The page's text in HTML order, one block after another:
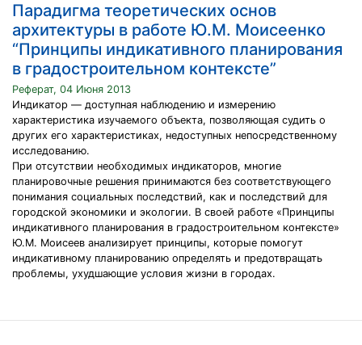
Парадигма теоретических основ
архитектуры в работе Ю.М. Моисеенко
“Принципы индикативного планирования
в градостроительном контексте”
Реферат, 04 Июня 2013
Индикатор — доступная наблюдению и измерению
характеристика изучаемого объекта, позволяющая судить о
других его характеристиках, недоступных непосредственному
исследованию.
При отсутствии необходимых индикаторов, многие
планировочные решения принимаются без соответствующего
понимания социальных последствий, как и последствий для
городской экономики и экологии. В своей работе «Принципы
индикативного планирования в градостроительном контексте»
Ю.М. Моисеев анализирует принципы, которые помогут
индикативному планированию определять и предотвращать
проблемы, ухудшающие условия жизни в городах.